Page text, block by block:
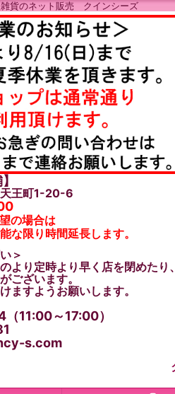
貨のネット販売 クインシーズ
天王町1-20-6
の場合は
な限り時間延長します。
＞
より定時より早く店を閉めたり、
ございます。
ますようお願いします。
11:00～17:00）
s.com